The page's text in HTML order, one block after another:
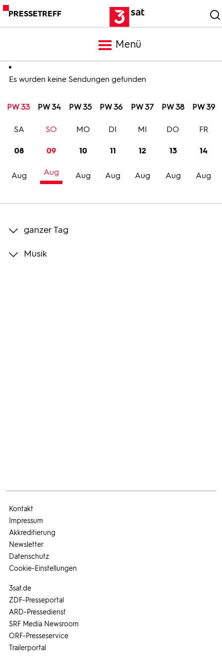
PRESSETREFF
Menü
Meldungen
Programm
Trailer
Bilder
Es wurden keine Sendungen gefunden
PW 33 PW 34 PW 35 PW 36 PW 37 PW 38 PW 39
08
Aug
SA
09
Aug
SO
10
Aug
MO
11
Aug
DI
12
Aug
MI
13
Aug
DO
14
Aug
FR
ganzer Tag
Musik
3sat.de
ZDF-Presseportal
ARD-Pressedienst
SRF Media Newsroom
ORF-Presseservice
Trailerportal
Kontakt
Impressum
Akkreditierung
Newsletter
Datenschutz
Cookie-Einstellungen